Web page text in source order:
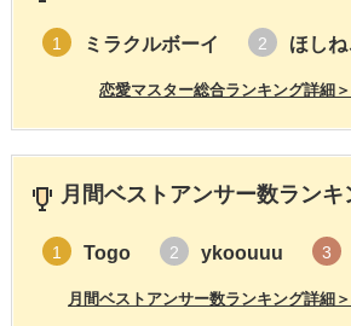
1 ミラクルボーイ 2 ほしね
恋愛マスター総合ランキング詳細
月間ベストアンサー数ランキ
1 Togo 2 ykoouuu 3
月間ベストアンサー数ランキング詳細